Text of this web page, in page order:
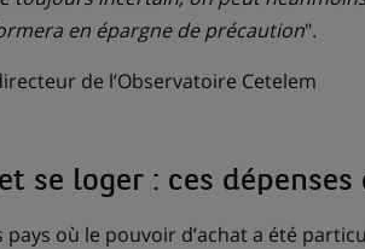
en épargne de précaution".
de l’Observatoire Cetelem
se loger : ces
pays où le pouvoir d’achat a été